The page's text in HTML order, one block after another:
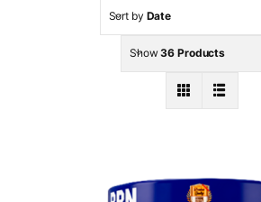
Sort by Date
Show36 Products